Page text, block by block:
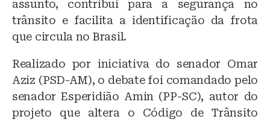
assunto, contribui para a segurança no
trânsito e facilita a identificação da frota
que circula no Brasil.
Realizado por iniciativa do senador Omar
Aziz (PSD-AM), o debate foi comandado pelo
senador Esperidião Amin (PP-SC), autor do
projeto que altera o Código de Trânsito